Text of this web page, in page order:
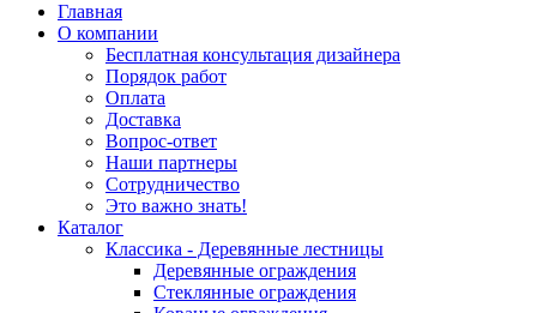
Главная
О компании
Бесплатная консультация дизайнера
Порядок работ
Оплата
Доставка
Вопрос-ответ
Наши партнеры
Сотрудничество
Это важно знать!
Каталог
Классика - Деревянные лестницы
Деревянные ограждения
Стеклянные ограждения